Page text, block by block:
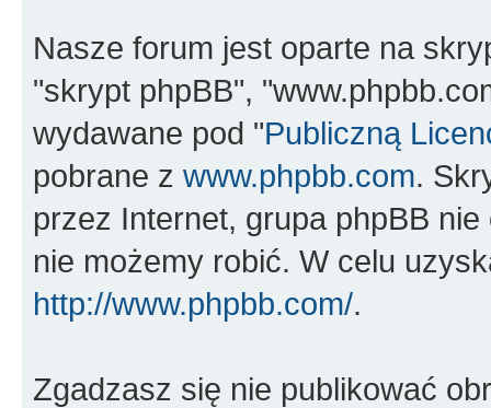
Nasze forum jest oparte na
"skrypt phpBB",
wydawane pod "Publiczną
pobrane z www.phpbb.com.
przez Internet, grupa phpBB
nie możemy robić. W celu
http://www.phpbb.com/.
Zgadzasz się nie publikować